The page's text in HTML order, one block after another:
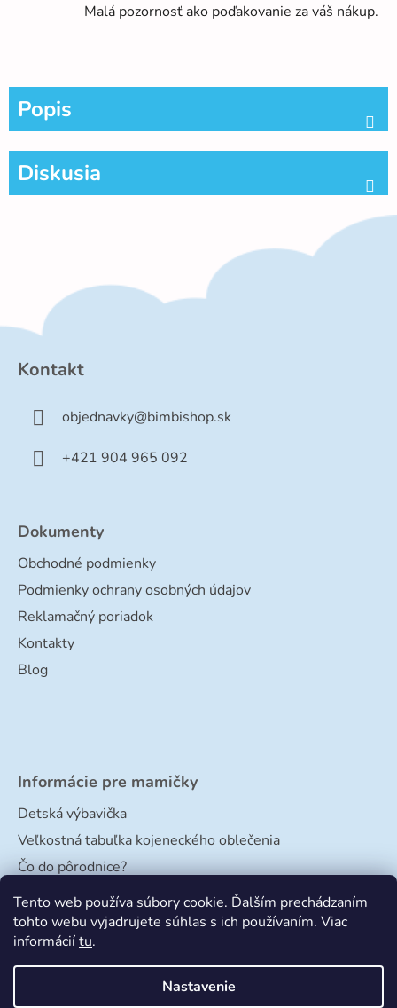
Tento web používa súbory cookie. Ďalším prechádzaním
tohto webu vyjadrujete súhlas s ich používaním. Viac
informáciítu.
Nastavenie
Malá pozornosť ako poďakovanie za váš nákup.
Popis
Diskusia
Kontakt
objednavky@bimbishop.sk
+421 904 965 092
Dokumenty
Obchodné podmienky
Podmienky ochrany osobných údajov
Reklamačný poriadok
Kontakty
Blog
Informácie pre mamičky
Detská výbavička
Veľkostná tabuľka kojeneckého oblečenia
Čo do pôrodnice?
Veľkostná tabuľka papučiek